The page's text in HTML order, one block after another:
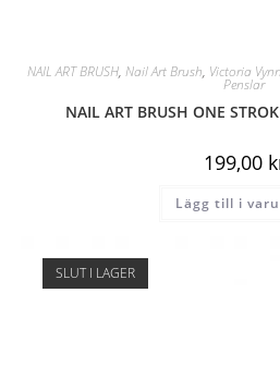
NAIL ART BRUSH, Nail Art Brush, Victoria Vynn
Penslar
NAIL ART BRUSH ONE
199,00
Lägg till i
SLUT I LAGER